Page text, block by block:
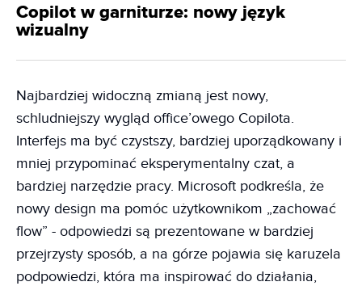
Copilot w garniturze: nowy język
wizualny
Najbardziej widoczną zmianą jest nowy,
schludniejszy wygląd office’owego Copilota.
Interfejs ma być czystszy, bardziej uporządkowany i
mniej przypominać eksperymentalny czat, a
bardziej narzędzie pracy. Microsoft podkreśla, że
nowy design ma pomóc użytkownikom „zachować
flow” - odpowiedzi są prezentowane w bardziej
przejrzysty sposób, a na górze pojawia się karuzela
podpowiedzi, która ma inspirować do działania,